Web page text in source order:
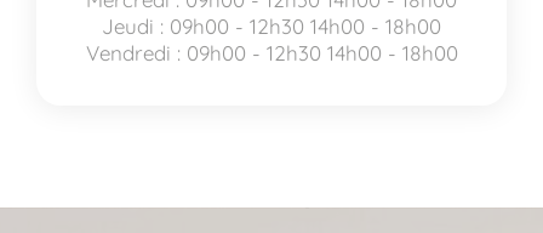
Jeudi : 09h00 - 12h30 14h00 - 18h00
Vendredi : 09h00 - 12h30 14h00 - 18h00